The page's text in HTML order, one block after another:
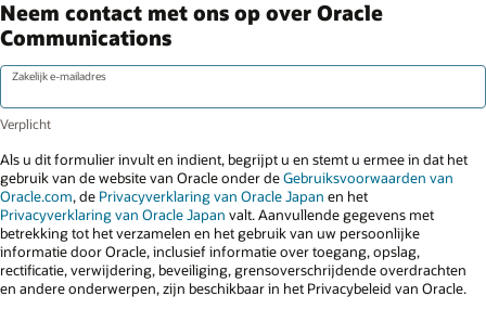
Neem contact met ons op over Oracle
Communications
Zakelijk e-mailadres
Als u dit formulier invult en indient, begrijpt u en stemt u ermee in dat het
gebruik van de website van Oracle onder deGebruiksvoorwaarden van
Oracle.com, de Privacyverklaring van Oracle Japan en het
Privacyverklaring van Oracle Japan valt. Aanvullende gegevens met
betrekking tot het verzamelen en het gebruik van uw persoonlijke
informatie door Oracle, inclusief informatie over toegang, opslag,
rectificatie, verwijdering, beveiliging, grensoverschrijdende overdrachten
en andere onderwerpen, zijn beschikbaar in het Privacybeleid van Oracle.